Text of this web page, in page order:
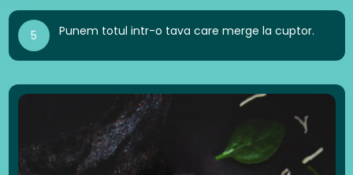
5 Punem totul intr-o tava care merge la cuptor.